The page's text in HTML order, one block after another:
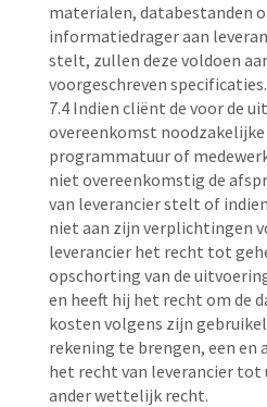
materialen, databestanden
informatiedrager aan
stelt, zullen deze voldoen
voorgeschreven specificaties.
7.4 Indien cliënt de voor de
overeenkomst
programmatuur of
niet overeenkomstig de
van leverancier stelt of
niet aan zijn verplichtingen
leverancier het recht tot
opschorting van de
en heeft hij het recht om de
kosten volgens zijn
rekening te brengen, een en
het recht van leverancier tot
ander wettelijk recht.